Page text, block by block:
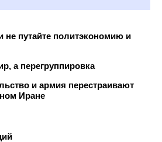
не путайте политэкономию и
а перегруппировка
и армия перестраивают
Иране